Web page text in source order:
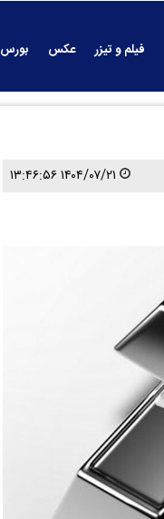
فیلم و تیزر عکس بورس
۱۴۰۴/۰۷/۲۱ ۱۳:۴۶:۵۶